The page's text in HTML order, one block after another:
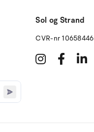
Sol og Strand
CVR-nr 10658446